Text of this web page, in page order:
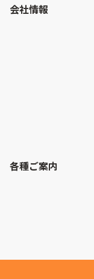
会社情報
各種ご案内